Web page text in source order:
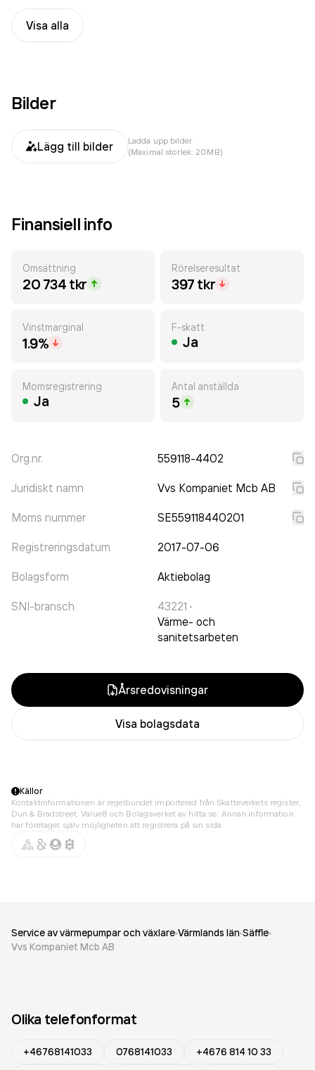
Visa alla
Bilder
Lägg till bilder
Ladda upp bilder
(Maximal storlek: 20MB)
Finansiell info
Omsättning
20 734 tkr
Rörelseresultat
397 tkr
Vinstmarginal
1.9%
F-skatt
Ja
Momsregistrering
Ja
Antal anställda
5
Org.nr. 559118-4402
Juridiskt namn Vvs Kompaniet Mcb AB
Moms nummer SE559118440201
Registreringsdatum 2017-07-06
Bolagsform Aktiebolag
SNI-bransch 43221 ·
Värme- och
sanitetsarbeten
Årsredovisningar
Visa bolagsdata
Källor
Kontaktinformationen är regelbundet importerad från Skatteverkets register,
Dun & Bradstreet, Value8 och Bolagsverket av hitta.se. Annan information
har företaget själv möjligheten att registrera på sin sida.
Service av värmepumpar och växlare Värmlands län Säffle
Vvs Kompaniet Mcb AB
Olika telefonformat
+46768141033 0768141033
+4676 814 10 33